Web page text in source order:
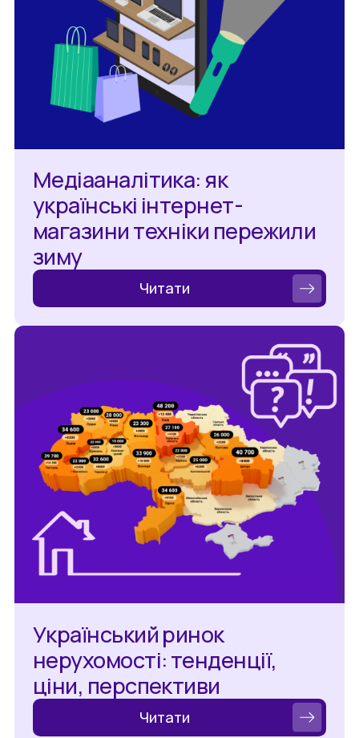
Медіааналітика: як
українські інтернет-
магазини техніки пережили
зиму
Читати
Український ринок
нерухомості: тенденції,
ціни, перспективи
Читати